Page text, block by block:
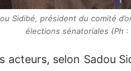
Sidibé, président du comité
élections sénatoriales (Ph :
acteurs, selon Sadou